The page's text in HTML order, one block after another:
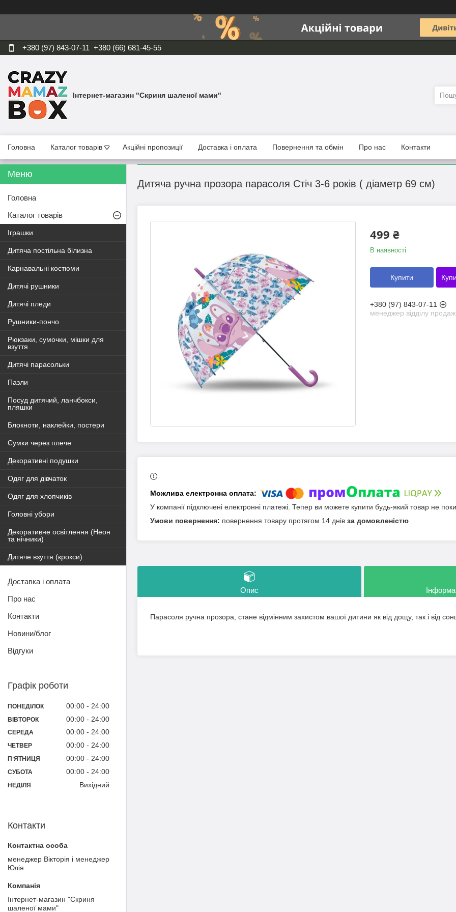
+380 (97) 843-07-11 +380 (66) 681-45-55
Інтернет-магазин "Скриня шаленої мами"
Головна Каталог товарів Акційні пропозиції Доставка і оплата Повернення та обмін Про нас Контакти
Дитяча ручна прозора парасоля Стіч 3-6 років ( діаметр 69 см)
499 ₴
В наявності
Купити
+380 (97) 843-07-11
менеджер відділу
У компанії підключені електронні платежі. Тепер ви можете купити будь-який товар не
повернення товару протягом 14 днів за домовленістю
Опис
Парасоля ручна прозора, стане відмінним захистом вашої дитини як від дощу, так і від
Головна
Каталог товарів
Іграшки
Дитяча постільна білизна
Карнавальні костюми
Дитячі рушники
Дитячі пледи
Рушники-пончо
Рюкзаки, сумочки, мішки для
взуття
Дитячі парасольки
Пазли
Посуд дитячий, ланчбокси,
пляшки
Блокноти, наклейки, постери
Сумки через плече
Декоративні подушки
Одяг для дівчаток
Одяг для хлопчиків
Головні убори
Декоративне освітлення (Неон
та нічники)
Дитяче взуття (крокси)
Доставка і оплата
Про нас
Контакти
Новини/блог
Відгуки
Графік роботи
ПОНЕДІЛОК 00:00 24:00
ВІВТОРОК 00:00 24:00
СЕРЕДА 00:00 24:00
ЧЕТВЕР 00:00 24:00
ПʼЯТНИЦЯ 00:00 24:00
СУБОТА 00:00 24:00
НЕДІЛЯ Вихідний
Контакти
менеджер Вікторія і менеджер
Юлія
Інтернет-магазин "Скриня
шаленої мами"